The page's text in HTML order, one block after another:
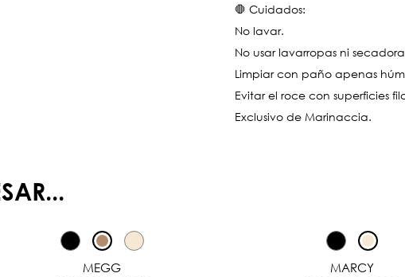
🛑 Cuidados:
No lavar.
No usar lavarropas ni
Limpiar con paño apenas
Evitar el roce con superficies
Exclusivo de Marinaccia.
MEGG
MARCY